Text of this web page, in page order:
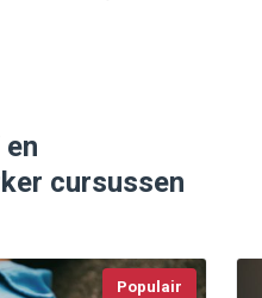
cursussen
Populair